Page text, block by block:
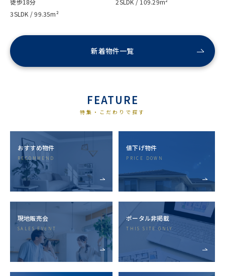
3SLDK / 99.35m²
新着物件一覧
FEATURE
特集・こだわりで探す
おすすめ物件
RECOMMEND
値下げ物件
PRICE DOWN
現地販売会
SALES EVENT
ポータル⾮掲載
THIS SITE ONLY